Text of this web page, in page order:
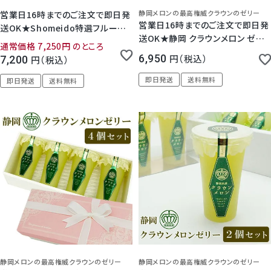
営業日16時までのご注文で即日発
送OK★Shomeido特選フルーツ
果実ゼリー8個セット( 化粧箱入り
) ゼリー詰め合わせ 内祝 御礼 御
祝 お見舞 かご盛り お供え 御供 法
事 法要 彼岸 新盆 初盆お盆１回忌
常温保存 迅速対
通常価格 7,250 のところ
7,200 税込
即日発送 送料無料
静岡メロンの最高権威クラウンのゼリー
営業日16時までのご注文で即日発
送OK★静岡 クラウンメロン ゼリ
ー エスト 10個セット (化粧箱入り)
6,950 税込
即日発送 送料無料
静岡メロンの最高権威クラウンのゼリー 静岡メロンの最高権威クラウンのゼリー